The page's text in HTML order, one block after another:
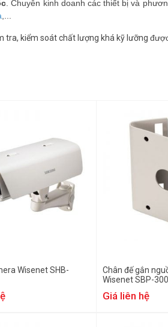
. Chuyên kinh doanh các thiết bị và
tra, kiểm soát chất lượng khá kỹ lưỡng
Wisenet SHB-
Chân đế gắn
Wisenet SBP-
Giá liên hệ